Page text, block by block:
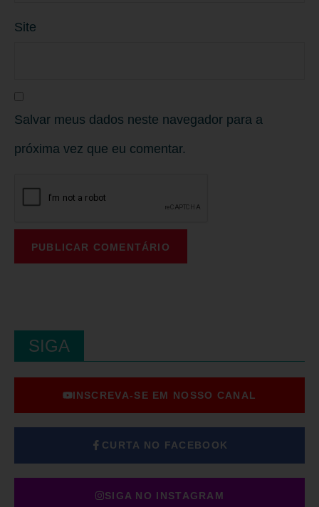
Site
Salvar meus dados neste navegador para a
próxima vez que eu comentar.
SIGA
INSCREVA-SE EM NOSSO CANAL
CURTA NO FACEBOOK
SIGA NO INSTAGRAM